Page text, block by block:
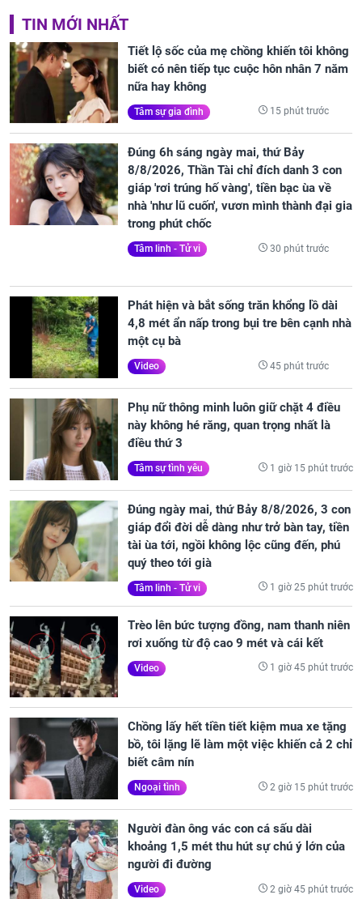
TIN MỚI NHẤT
Tiết lộ sốc của mẹ chồng khiến tôi không
biết có nên tiếp tục cuộc hôn nhân 7 năm
nữa hay không
Tâm sự gia đình 15 phút trước
Đúng 6h sáng ngày mai, thứ Bảy
8/8/2026, Thần Tài chỉ đích danh 3 con
giáp 'rơi trúng hố vàng', tiền bạc ùa về
nhà 'như lũ cuốn', vươn mình thành đại gia
trong phút chốc
Tâm linh - Tử vi 30 phút trước
Phát hiện và bắt sống trăn khổng lồ dài
4,8 mét ẩn nấp trong bụi tre bên cạnh nhà
một cụ bà
Video 45 phút trước
Phụ nữ thông minh luôn giữ chặt 4 điều
này không hé răng, quan trọng nhất là
điều thứ 3
Tâm sự tình yêu 1 giờ 15 phút trước
Đúng ngày mai, thứ Bảy 8/8/2026, 3 con
giáp đổi đời dễ dàng như trở bàn tay, tiền
tài ùa tới, ngồi không lộc cũng đến, phú
quý theo tới già
Tâm linh - Tử vi 1 giờ 25 phút trước
Trèo lên bức tượng đồng, nam thanh niên
rơi xuống từ độ cao 9 mét và cái kết
Video 1 giờ 45 phút trước
Chồng lấy hết tiền tiết kiệm mua xe tặng
bồ, tôi lặng lẽ làm một việc khiến cả 2 chỉ
biết câm nín
Ngoại tình 2 giờ 15 phút trước
Người đàn ông vác con cá sấu dài
khoảng 1,5 mét thu hút sự chú ý lớn của
người đi đường
Video 2 giờ 45 phút trước